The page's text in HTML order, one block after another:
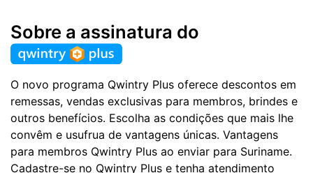
Sobre a assinatura do
O novo programa Qwintry Plus oferece descontos em
remessas, vendas exclusivas para membros, brindes e
outros benefícios. Escolha as condições que mais lhe
convêm e usufrua de vantagens únicas. Vantagens
para membros Qwintry Plus ao enviar para Suriname.
Cadastre-se no Qwintry Plus e tenha atendimento